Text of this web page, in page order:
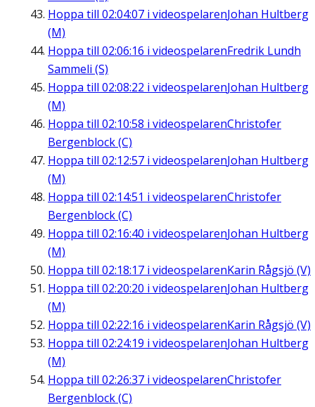
Hoppa till 02:04:07 i videospelarenJohan Hultberg
(M)
Hoppa till 02:06:16 i videospelarenFredrik Lundh
Sammeli (S)
Hoppa till 02:08:22 i videospelarenJohan Hultberg
(M)
Hoppa till 02:10:58 i videospelarenChristofer
Bergenblock (C)
Hoppa till 02:12:57 i videospelarenJohan Hultberg
(M)
Hoppa till 02:14:51 i videospelarenChristofer
Bergenblock (C)
Hoppa till 02:16:40 i videospelarenJohan Hultberg
(M)
Hoppa till 02:18:17 i videospelarenKarin Rågsjö (V)
Hoppa till 02:20:20 i videospelarenJohan Hultberg
(M)
Hoppa till 02:22:16 i videospelarenKarin Rågsjö (V)
Hoppa till 02:24:19 i videospelarenJohan Hultberg
(M)
Hoppa till 02:26:37 i videospelarenChristofer
Bergenblock (C)